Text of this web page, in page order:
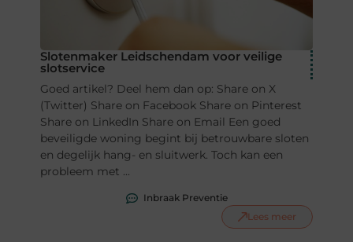
Slotenmaker Leidschendam voor veilige
slotservice
Goed artikel? Deel hem dan op: Share on X
(Twitter) Share on Facebook Share on Pinterest
Share on LinkedIn Share on Email Een goed
beveiligde woning begint bij betrouwbare sloten
en degelijk hang- en sluitwerk. Toch kan een
probleem met ...
Inbraak Preventie
Lees meer